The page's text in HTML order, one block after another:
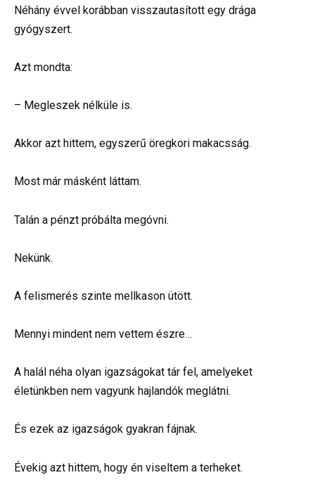
Néhány évvel korábban visszautasított egy drága
gyógyszert.
Azt mondta:
– Megleszek nélküle is.
Akkor azt hittem, egyszerű öregkori makacsság.
Most már másként láttam.
Talán a pénzt próbálta megóvni.
Nekünk.
A felismerés szinte mellkason ütött.
Mennyi mindent nem vettem észre…
A halál néha olyan igazságokat tár fel, amelyeket
életünkben nem vagyunk hajlandók meglátni.
És ezek az igazságok gyakran fájnak.
Évekig azt hittem, hogy én viseltem a terheket.